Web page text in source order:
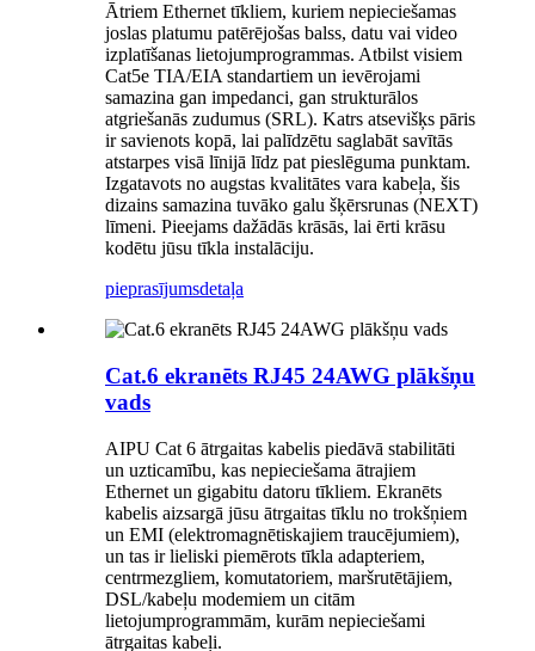
Ātriem Ethernet tīkliem, kuriem nepieciešamas
joslas platumu patērējošas balss, datu vai video
izplatīšanas lietojumprogrammas. Atbilst visiem
Cat5e TIA/EIA standartiem un ievērojami
samazina gan impedanci, gan strukturālos
atgriešanās zudumus (SRL). Katrs atsevišķs pāris
ir savienots kopā, lai palīdzētu saglabāt savītās
atstarpes visā līnijā līdz pat pieslēguma punktam.
Izgatavots no augstas kvalitātes vara kabeļa, šis
dizains samazina tuvāko galu šķērsrunas (NEXT)
līmeni. Pieejams dažādās krāsās, lai ērti krāsu
kodētu jūsu tīkla instalāciju.
pieprasījumsdetaļa
Cat.6 ekranēts RJ45 24AWG plākšņu
vads
AIPU Cat 6 ātrgaitas kabelis piedāvā stabilitāti
un uzticamību, kas nepieciešama ātrajiem
Ethernet un gigabitu datoru tīkliem. Ekranēts
kabelis aizsargā jūsu ātrgaitas tīklu no trokšņiem
un EMI (elektromagnētiskajiem traucējumiem),
un tas ir lieliski piemērots tīkla adapteriem,
centrmezgliem, komutatoriem, maršrutētājiem,
DSL/kabeļu modemiem un citām
lietojumprogrammām, kurām nepieciešami
ātrgaitas kabeļi.